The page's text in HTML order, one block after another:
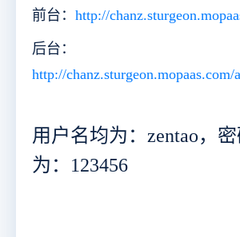
前台： http://
后台：
http://chanz.sturgeon.mopaas.com/
用户名均为：zentao，
为：123456